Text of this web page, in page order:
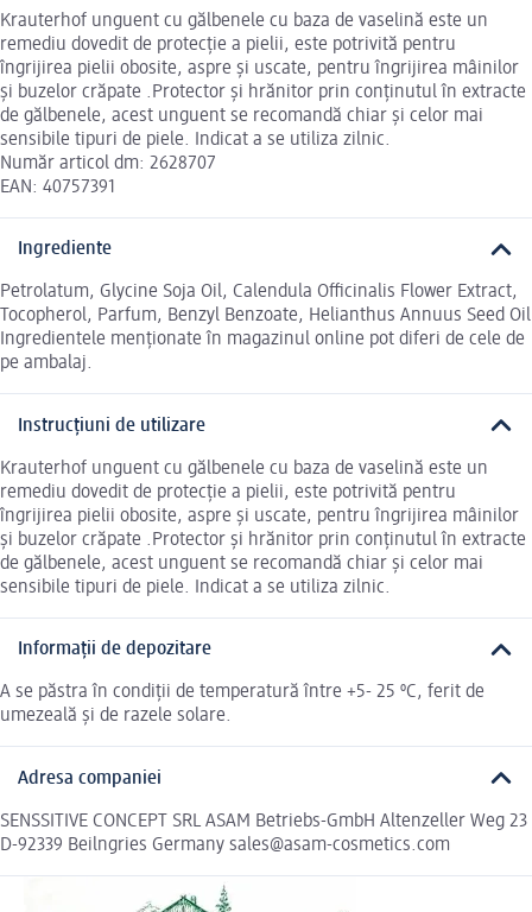
Krauterhof unguent cu gălbenele cu baza de vaselină este un
remediu dovedit de protecție a pielii, este potrivită pentru
îngrijirea pielii obosite, aspre și uscate, pentru îngrijirea mâinilor
și buzelor crăpate .Protector și hrănitor prin conținutul în extracte
de gălbenele, acest unguent se recomandă chiar și celor mai
sensibile tipuri de piele. Indicat a se utiliza zilnic.
Număr articol dm: 2628707
EAN: 40757391
Ingrediente
Petrolatum, Glycine Soja Oil, Calendula Officinalis Flower Extract,
Tocopherol, Parfum, Benzyl Benzoate, Helianthus Annuus Seed Oil
Ingredientele menționate în magazinul online pot diferi de cele de
pe ambalaj.
Instrucțiuni de utilizare
Krauterhof unguent cu gălbenele cu baza de vaselină este un
remediu dovedit de protecție a pielii, este potrivită pentru
îngrijirea pielii obosite, aspre și uscate, pentru îngrijirea mâinilor
și buzelor crăpate .Protector și hrănitor prin conținutul în extracte
de gălbenele, acest unguent se recomandă chiar și celor mai
sensibile tipuri de piele. Indicat a se utiliza zilnic.
Informații de depozitare
A se păstra în condiții de temperatură între +5- 25 ºC, ferit de
umezeală și de razele solare.
Adresa companiei
SENSSITIVE CONCEPT SRL ASAM Betriebs-GmbH Altenzeller Weg 23
D-92339 Beilngries Germany sales@asam-cosmetics.com